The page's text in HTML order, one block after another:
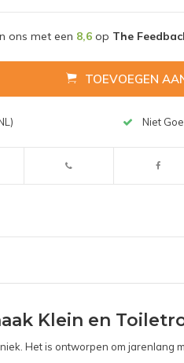
ons met een 8,6op The
TOEVOEGEN
Niet
Klein en
Het is ontworpen om jarenlang